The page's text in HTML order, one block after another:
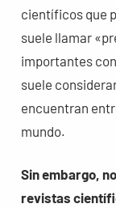
científicos que
suele llamar
importantes
suele
encuentran
mundo.
Sin embargo,
revistas